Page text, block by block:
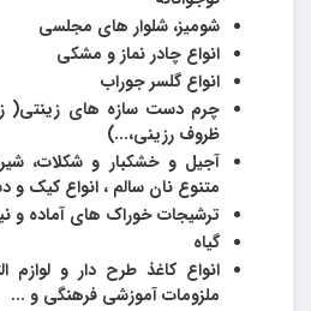
شومیز، شلوار های مجلسی
انواع چادر نماز و مشکی
انواع گلسر جوراب
چرم دست سازه های زینتی(
ظروف رزینی،...)
آجیل و خشکبار و شکلات،
متنوع نان سالم ، انواع کیک و
ترشیجات خوراک های آماده و
گیاه
انواع کاغذ طرح دار و لوازم
ملزومات آموزشی فرهنگی و ...